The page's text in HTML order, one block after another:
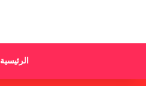
الرئيسية